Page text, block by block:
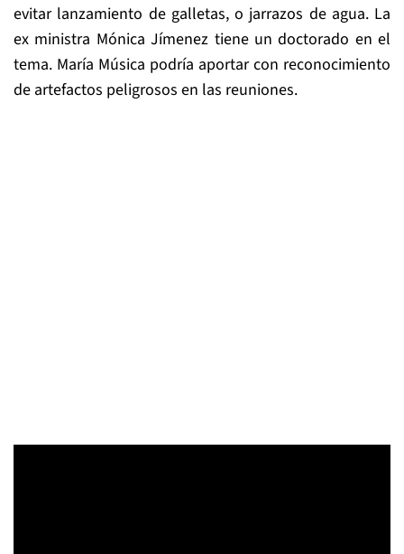
evitar lanzamiento de galletas, o jarrazos de agua. La
ex ministra Mónica Jímenez tiene un doctorado en el
tema. María Música podría aportar con reconocimiento
de artefactos peligrosos en las reuniones.